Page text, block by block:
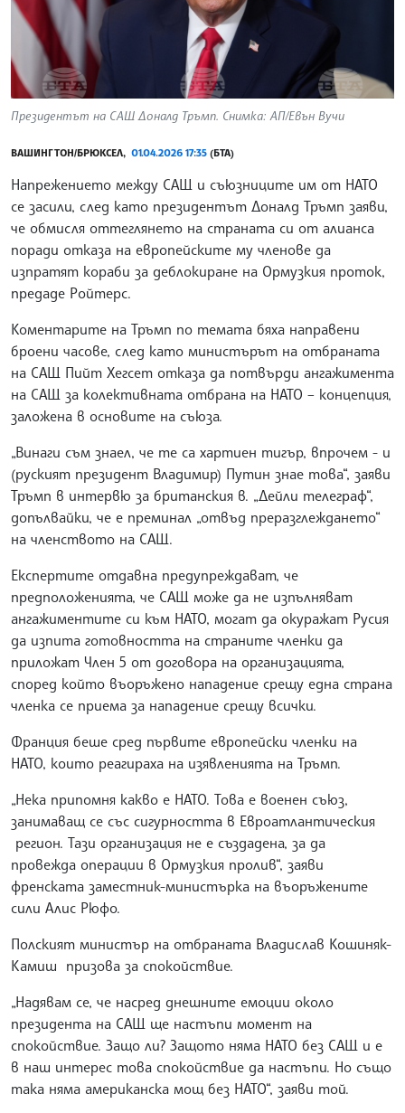
Президентът на САЩ Доналд Тръмп. Снимка: АП/Евън Вучи
ВАШИНГТОН/БРЮКСЕЛ, 01.04.2026 17:35 (БТА)
Напрежението между САЩ и съюзниците им от НАТО
се засили, след като президентът Доналд Тръмп заяви,
че обмисля оттеглянето на страната си от алианса
поради отказа на европейските му членове да
изпратят кораби за деблокиране на Ормузкия проток,
предаде Ройтерс.
Коментарите на Тръмп по темата бяха направени
броени часове, след като министърът на отбраната
на САЩ Пийт Хегсет отказа да потвърди ангажимента
на САЩ за колективната отбрана на НАТО – концепция,
заложена в основите на съюза.
„Винаги съм знаел, че те са хартиен тигър, впрочем - и
(руският президент Владимир) Путин знае това“, заяви
Тръмп в интервю за британския в. „Дейли телеграф“,
допълвайки, че е преминал „отвъд преразглеждането“
на членството на САЩ.
Експертите отдавна предупреждават, че
предположенията, че САЩ може да не изпълняват
ангажиментите си към НАТО, могат да окуражат Русия
да изпита готовността на страните членки да
приложат Член 5 от договора на организацията,
според който въоръжено нападение срещу една страна
членка се приема за нападение срещу всички.
Франция беше сред първите европейски членки на
НАТО, които реагираха на изявленията на Тръмп.
„Нека припомня какво е НАТО. Това е военен съюз,
занимаващ се със сигурността в Евроатлантическия
регион. Тази организация не е създадена, за да
провежда операции в Ормузкия пролив“, заяви
френската заместник-министърка на въоръжените
сили Алис Рюфо.
Полският министър на отбраната Владислав Кошиняк-
Камиш призова за спокойствие.
„Надявам се, че насред днешните емоции около
президента на САЩ ще настъпи момент на
спокойствие. Защо ли? Защото няма НАТО без САЩ и е
в наш интерес това спокойствие да настъпи. Но също
така няма американска мощ без НАТО“, заяви той.